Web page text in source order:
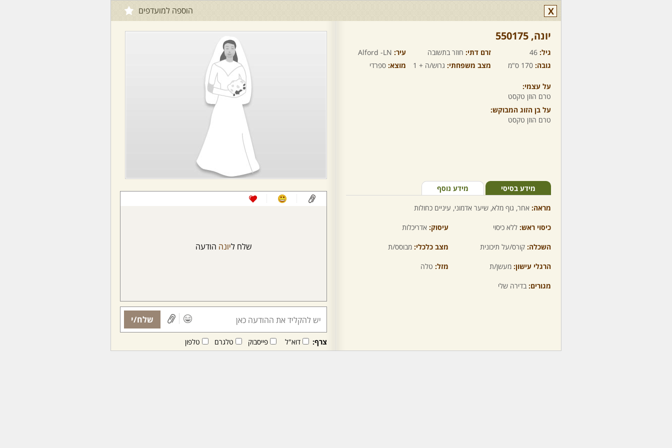
X הוספה למועדפים
יונה,‏ 550175
גיל: 46 זרם דתי: חוזר בתשובה עיר: Alford -LN
גובה: 170 ס"מ מצב משפחתי: גרוש/ה + 1 מוצא: ספרדי
על עצמי:
טרם הוזן טקסט
על בן הזוג המבוקש:
טרם הוזן טקסט
מידע בסיסי מידע נוסף
מראה: אחר, גוף מלא, שיער אדמוני, עיניים כחולות
כיסוי ראש: ללא כיסוי עיסוק: אדריכלות
השכלה: קורס/על תיכונית מצב כלכלי: מבוסס/ת
הרגלי עישון: מעשן/ת מזל: טלה
מגורים: בדירה שלי
שלח ליונה הודעה
שלח/י
צרף: דוא"ל פייסבוק טלגרם טלפון